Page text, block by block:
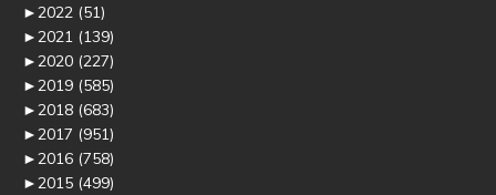
►2022 (51)
►2021 (139)
►2020 (227)
►2019 (585)
►2018 (683)
►2017 (951)
►2016 (758)
►2015 (499)